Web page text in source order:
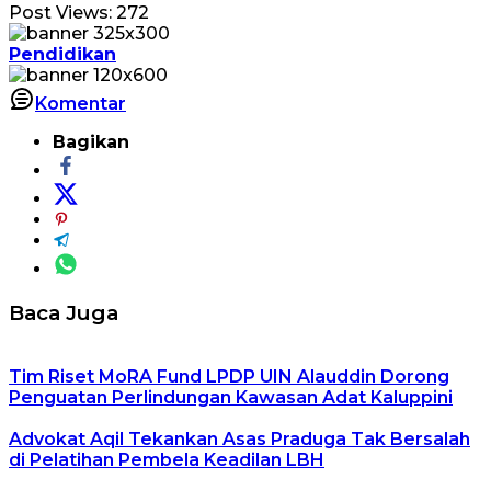
Post Views: 272
Pendidikan
Komentar
Bagikan
Baca Juga
Tim Riset MoRA Fund LPDP UIN Alauddin Dorong
Penguatan Perlindungan Kawasan Adat Kaluppini
Advokat Aqil Tekankan Asas Praduga Tak Bersalah
di Pelatihan Pembela Keadilan LBH